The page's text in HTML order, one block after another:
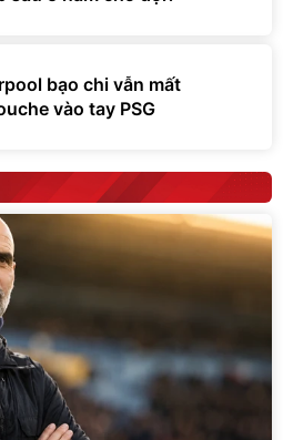
bạo chi vẫn mất
vào tay PSG